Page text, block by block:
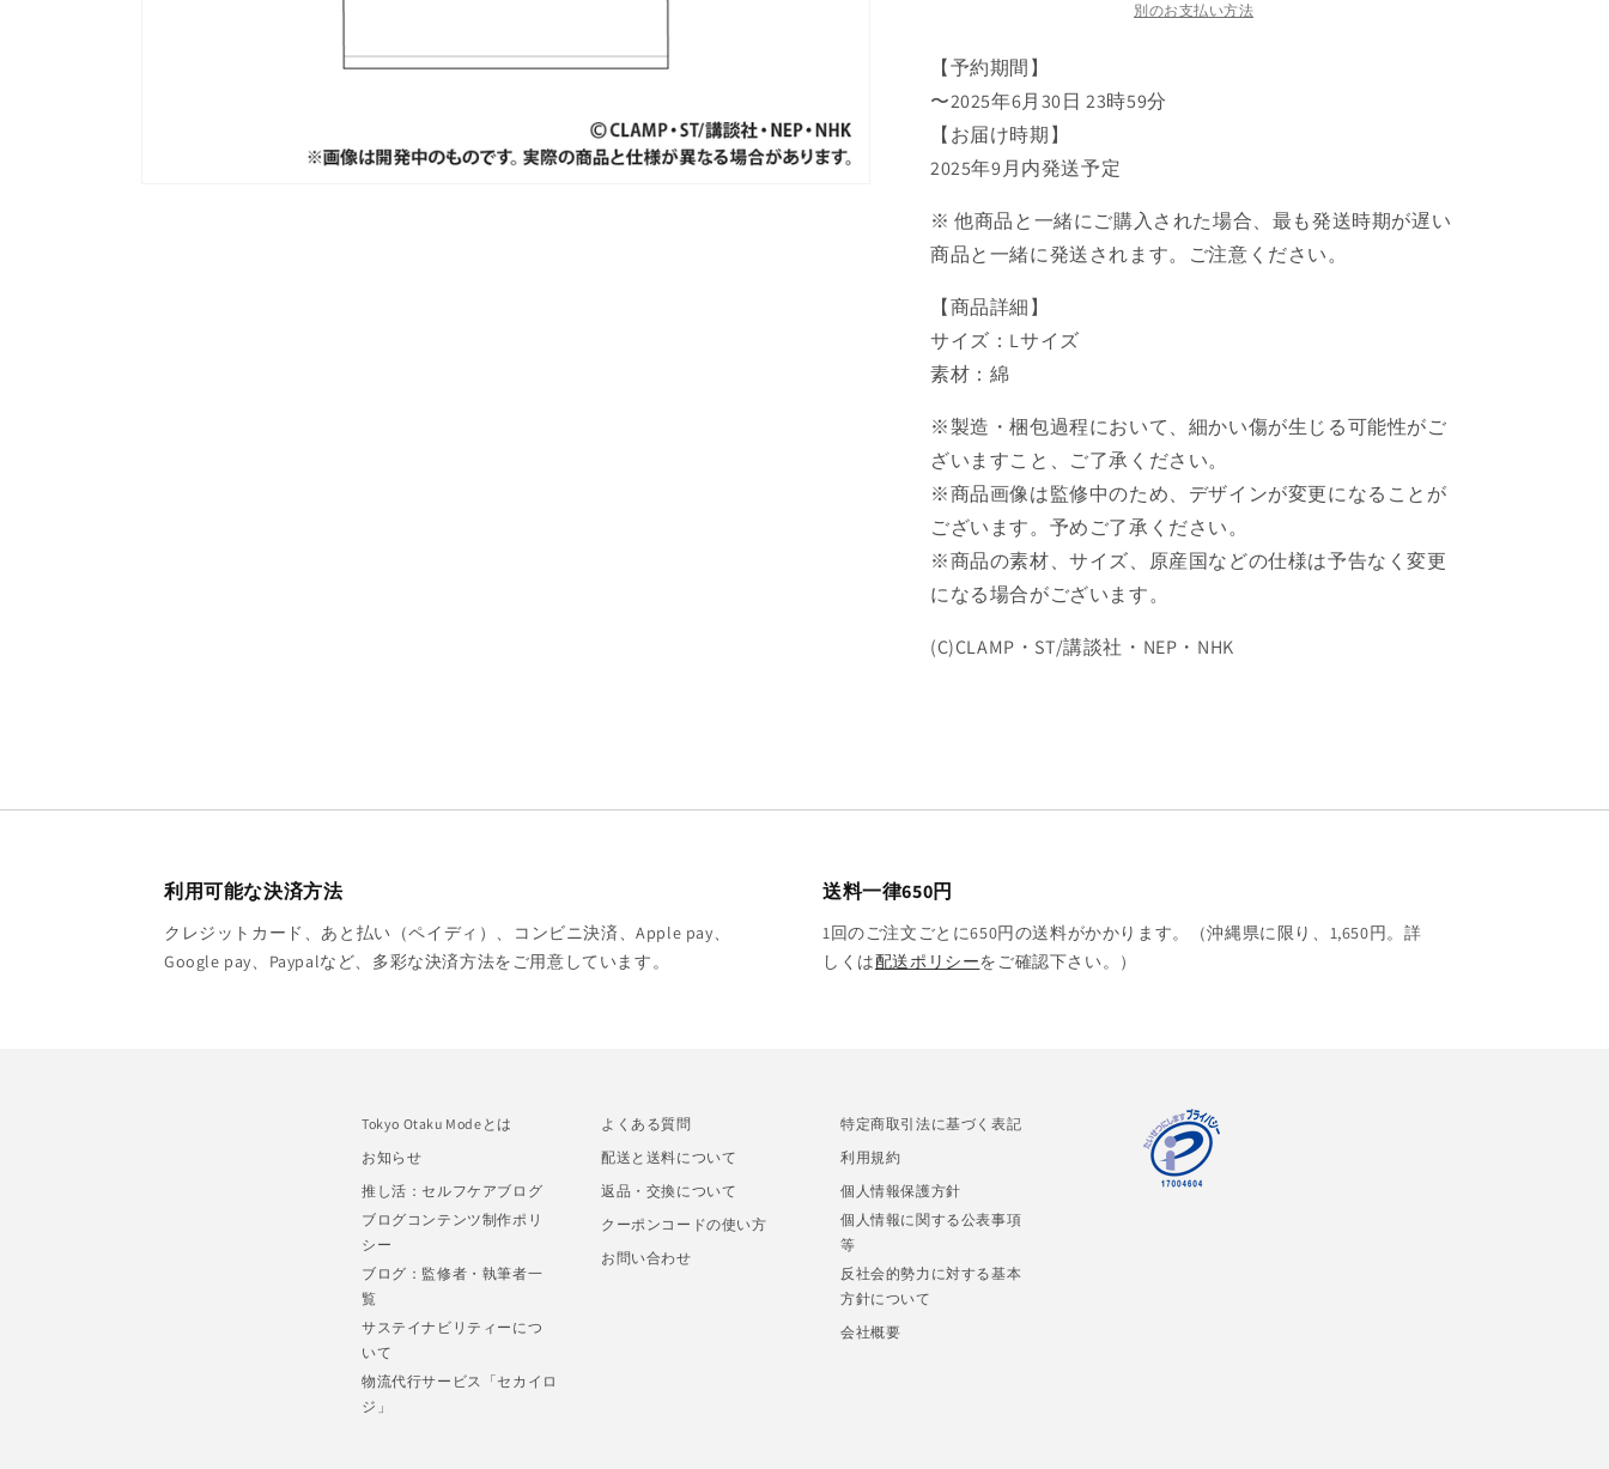
ク
リ
ア
カ
ド
編
T
シ
ツ
ケ
ロ
ち
ゃ
ん
【予
約
商
の
す
リ
カ
ド
編
T
ャ
ツ
ち
ゃ
ん
【予
約
商
の
す
別のお支払い方法
【予約期間】
〜2025年6月30日 23時59分
【お届け時期】
2025年9月内発送予定
※ 他商品と一緒にご購入された場合、最も発送時期が遅い
商品と一緒に発送されます。ご注意ください。
【商品詳細】
サイズ：Lサイズ
素材：綿
※製造・梱包過程において、細かい傷が生じる可能性がご
ざいますこと、ご了承ください。
※商品画像は監修中のため、デザインが変更になることが
ございます。予めご了承ください。
※商品の素材、サイズ、原産国などの仕様は予告なく変更
になる場合がございます。
(C)CLAMP・ST/講談社・NEP・NHK
利用可能な決済方法
クレジットカード、あと払い（ペイディ）、コンビニ決済、Apple pay、
Google pay、Paypalなど、多彩な決済方法をご用意しています。
送料一律650円
1回のご注文ごとに650円の送料がかかります。（沖縄県に限り、1,650円。詳
しくは配送ポリシーをご確認下さい。）
Tokyo Otaku Modeとは
お知らせ
推し活：セルフケアブログ
ブログコンテンツ制作ポリ
シー
ブログ：監修者・執筆者一
覧
サステイナビリティーにつ
いて
物流代行サービス「セカイロ
ジ」
よくある質問
配送と送料について
返品・交換について
クーポンコードの使い方
お問い合わせ
特定商取引法に基づく表記
利用規約
個人情報保護方針
個人情報に関する公表事項
等
反社会的勢力に対する基本
方針について
会社概要